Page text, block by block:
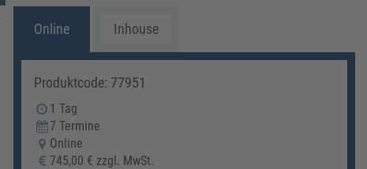
Online Inhouse
Produktcode: 77951
1 Tag
7 Termine
Online
745,00 € zzgl. MwSt.